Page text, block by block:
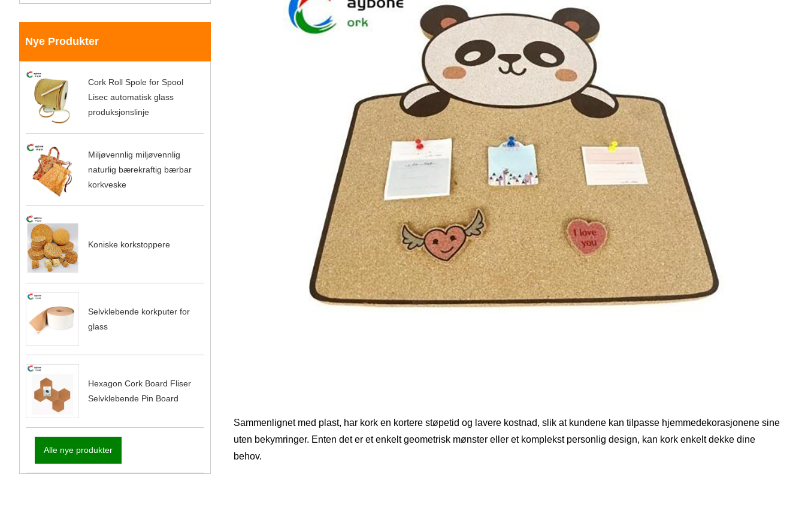
Nye Produkter
Cork Roll Spole for Spool
Lisec automatisk glass
produksjonslinje
Miljøvennlig miljøvennlig
naturlig bærekraftig bærbar
korkveske
Koniske korkstoppere
Selvklebende korkputer for
glass
Hexagon Cork Board Fliser
Selvklebende Pin Board
Alle nye produkter
Sammenlignet med plast, har kork en kortere støpetid og lavere kostnad, slik at kundene kan tilpasse hjemmedekorasjonene sine
uten bekymringer. Enten det er et enkelt geometrisk mønster eller et komplekst personlig design, kan kork enkelt dekke dine
behov.